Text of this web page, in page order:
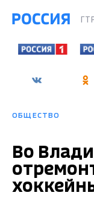
ОБЩЕСТВО
Во